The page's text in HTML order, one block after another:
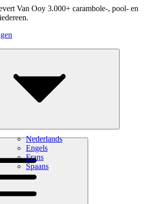
Van Ooy 3.000+ carambole-, pool- en
Nederlands
Engels
Frans
Spaans